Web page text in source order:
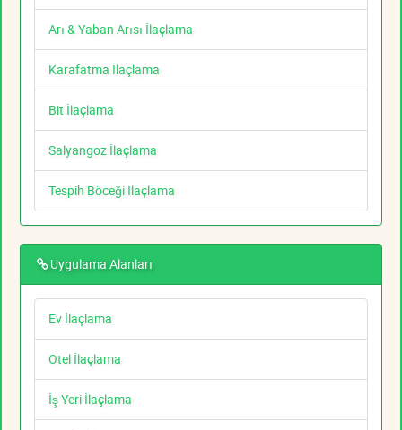
Arı & Yaban Arısı İlaçlama
Karafatma İlaçlama
Bit İlaçlama
Salyangoz İlaçlama
Tespih Böceği İlaçlama
Uygulama Alanları
Ev İlaçlama
Otel İlaçlama
İş Yeri İlaçlama